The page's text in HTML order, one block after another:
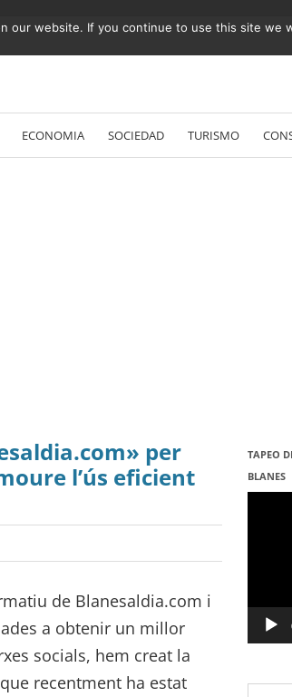
Vés
al
contingut
ECONOMIA SOCIEDAD TURISMO
per
l’ús eficient
de Blanesaldia.com i
a obtenir un millor
socials, hem creat la
recentment ha estat
TAPEO
BLANES
our website. If you continue to use this site we